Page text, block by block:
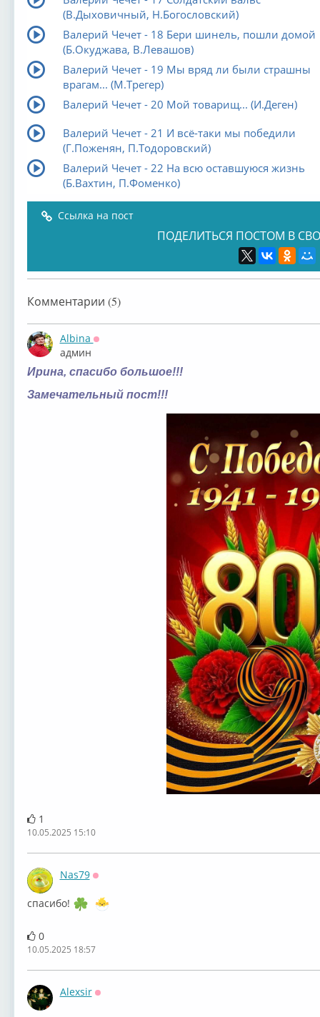
(В.Дыховичный, Н.Богословский)
Валерий Чечет - 18 Бери шинель, пошли домой
(Б.Окуджава, В.Левашов)
Валерий Чечет - 19 Мы вряд ли были страшны
врагам... (М.Трегер)
Валерий Чечет - 20 Мой товарищ... (И.Деген)
Валерий Чечет - 21 И всё-таки мы победили
(Г.Поженян, П.Тодоровский)
Валерий Чечет - 22 На всю оставшуюся жизнь
(Б.Вахтин, П.Фоменко)
Ссылка на пост
ПОДЕЛИТЬСЯ ПОСТОМ В
Комментарии (5)
Albina
Оффлайн
админ
Ирина, спасибо большое!!!
Замечательный пост!!!
1
10.05.2025 15:10
Nas79
спасибо!
0
10.05.2025 18:57
Alexsir